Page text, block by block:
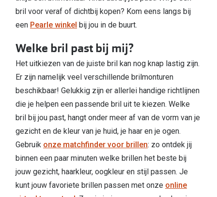
bril voor veraf of dichtbij kopen? Kom eens langs bij
een Pearle winkel bij jou in de buurt.
Welke bril past bij mij?
Het uitkiezen van de juiste bril kan nog knap lastig zijn.
Er zijn namelijk veel verschillende brilmonturen
beschikbaar! Gelukkig zijn er allerlei handige richtlijnen
die je helpen een passende bril uit te kiezen. Welke
bril bij jou past, hangt onder meer af van de vorm van je
gezicht en de kleur van je huid, je haar en je ogen.
Gebruik onze matchfinder voor brillen: zo ontdek jij
binnen een paar minuten welke brillen het beste bij
jouw gezicht, haarkleur, oogkleur en stijl passen. Je
kunt jouw favoriete brillen passen met onze online